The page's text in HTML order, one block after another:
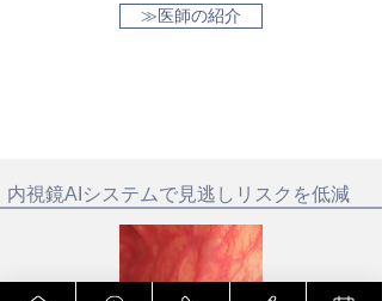
≫医師の紹介
内視鏡AIシステムで見逃しリスクを低減